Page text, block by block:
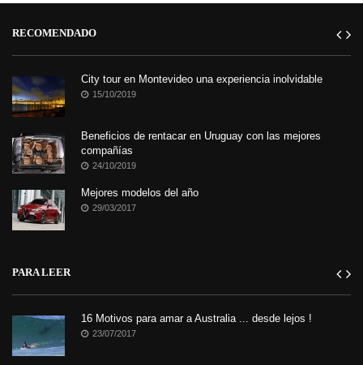
RECOMENDADO
City tour en Montevideo una experiencia inolvidable
15/10/2019
Beneficios de rentacar en Uruguay con las mejores
compañías
24/10/2019
Mejores modelos del año
29/03/2017
PARA LEER
16 Motivos para amar a Australia ... desde lejos !
23/07/2017